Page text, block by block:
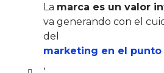
La marca es un valor
va generando con el
del
marketing en el punto
,